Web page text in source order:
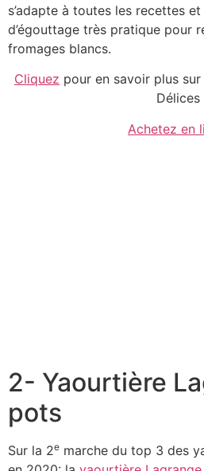
s’adapte à toutes les recettes
d’égouttage très pratique pour
fromages blancs.
Cliquez pour en savoir plus
Délices
Achetez en
2- Yaourtière
pots
Sur la 2e marche du top 3 des